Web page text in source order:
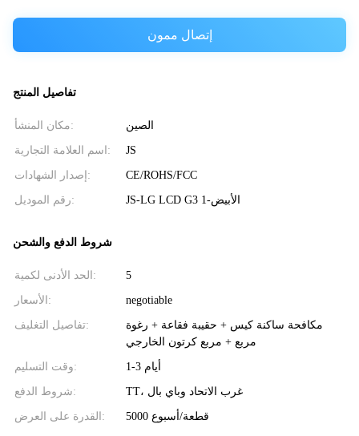
إتصال ممون
تفاصيل المنتج
مكان المنشأ: الصين
اسم العلامة التجارية: JS
إصدار الشهادات: CE/ROHS/FCC
رقم الموديل: JS-LG LCD G3 الأبيض-1
شروط الدفع والشحن
الحد الأدنى لكمية: 5
الأسعار: negotiable
تفاصيل التغليف:
مكافحة ساكنة كيس + حقيبة فقاعة + رغوة
مربع + مربع كرتون الخارجي
وقت التسليم: 1-3 أيام
شروط الدفع: TT، غرب الاتحاد وباي بال
القدرة على العرض: 5000 قطعة/أسبوع